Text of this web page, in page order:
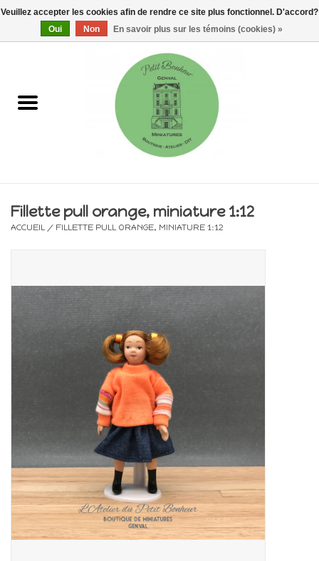
0 Articles - €0,00
Maisons, vitrines & kits
Electricité
Pièces uniques & objets de
collection
Fournitures bricolage
Bois
Noël
1/24ème
Fillette pull orange, miniature 1:12
ACCUEIL / FILLETTE PULL ORANGE, MINIATURE 1:12
Veuillez accepter les cookies afin de rendre ce site plus fonctionnel. D'accord?
Oui
Non En savoir plus sur les témoins (cookies) »